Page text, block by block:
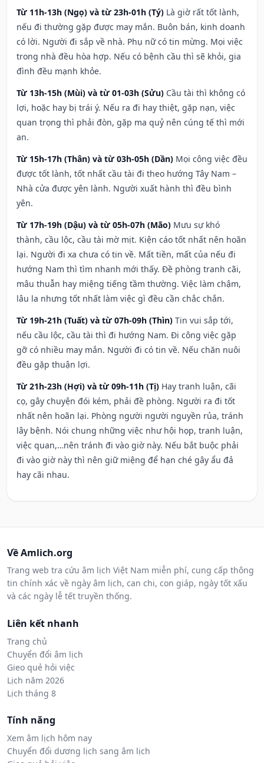
Từ 11h-13h (Ngọ) và từ 23h-01h (Tý) Là giờ rất tốt lành,
nếu đi thường gặp được may mắn. Buôn bán, kinh doanh
có lời. Người đi sắp về nhà. Phụ nữ có tin mừng. Mọi việc
trong nhà đều hòa hợp. Nếu có bệnh cầu thì sẽ khỏi, gia
đình đều mạnh khỏe.
Từ 13h-15h (Mùi) và từ 01-03h (Sửu) Cầu tài thì không có
lợi, hoặc hay bị trái ý. Nếu ra đi hay thiệt, gặp nạn, việc
quan trọng thì phải đòn, gặp ma quỷ nên cúng tế thì mới
an.
Từ 15h-17h (Thân) và từ 03h-05h (Dần) Mọi công việc đều
được tốt lành, tốt nhất cầu tài đi theo hướng Tây Nam –
Nhà cửa được yên lành. Người xuất hành thì đều bình
yên.
Từ 17h-19h (Dậu) và từ 05h-07h (Mão) Mưu sự khó
thành, cầu lộc, cầu tài mờ mịt. Kiện cáo tốt nhất nên hoãn
lại. Người đi xa chưa có tin về. Mất tiền, mất của nếu đi
hướng Nam thì tìm nhanh mới thấy. Đề phòng tranh cãi,
mâu thuẫn hay miệng tiếng tầm thường. Việc làm chậm,
lâu la nhưng tốt nhất làm việc gì đều cần chắc chắn.
Từ 19h-21h (Tuất) và từ 07h-09h (Thìn) Tin vui sắp tới,
nếu cầu lộc, cầu tài thì đi hướng Nam. Đi công việc gặp
gỡ có nhiều may mắn. Người đi có tin về. Nếu chăn nuôi
đều gặp thuận lợi.
Từ 21h-23h (Hợi) và từ 09h-11h (Tị) Hay tranh luận, cãi
cọ, gây chuyện đói kém, phải đề phòng. Người ra đi tốt
nhất nên hoãn lại. Phòng người người nguyền rủa, tránh
lây bệnh. Nói chung những việc như hội họp, tranh luận,
việc quan,…nên tránh đi vào giờ này. Nếu bắt buộc phải
đi vào giờ này thì nên giữ miệng để hạn ché gây ẩu đả
hay cãi nhau.
Về Amlich.org
Trang web tra cứu âm lịch Việt Nam miễn phí, cung cấp thông
tin chính xác về ngày âm lịch, can chi, con giáp, ngày tốt xấu
và các ngày lễ tết truyền thống.
Liên kết nhanh
Trang chủ
Chuyển đổi âm lịch
Gieo quẻ hỏi việc
Lịch năm 2026
Lịch tháng 8
Tính năng
Xem âm lịch hôm nay
Chuyển đổi dương lịch sang âm lịch